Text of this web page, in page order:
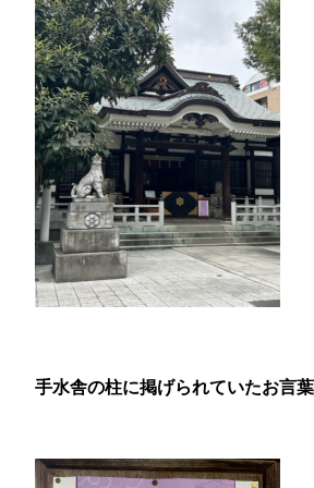
手水舎の柱に掲げられていたお言